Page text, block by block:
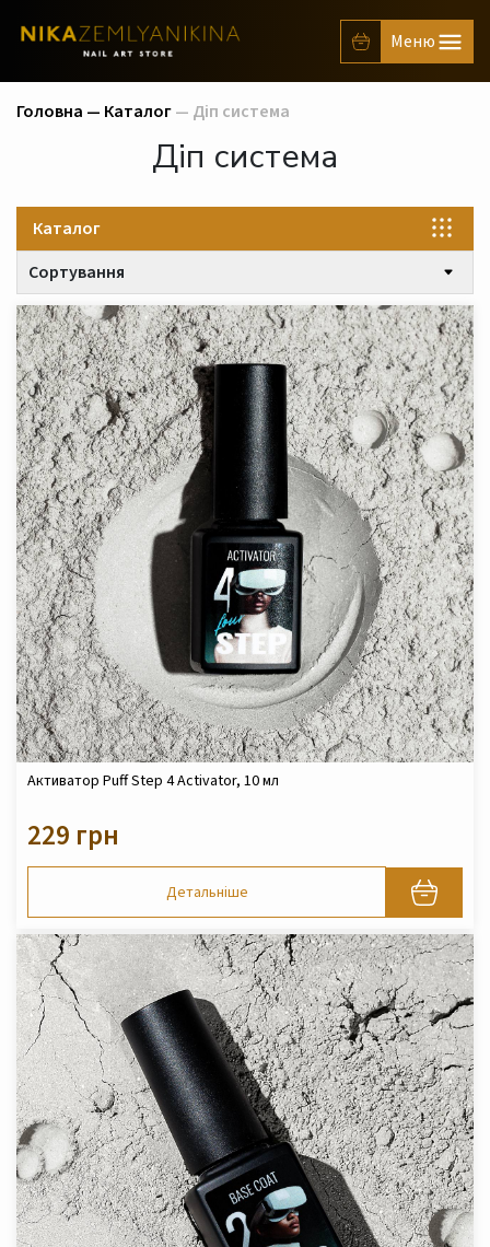
Головна — Каталог— Діп система
Діп система
Каталог
Сортування
Активатор Puff Step 4 Activator, 10 мл
229 грн
Детальніше